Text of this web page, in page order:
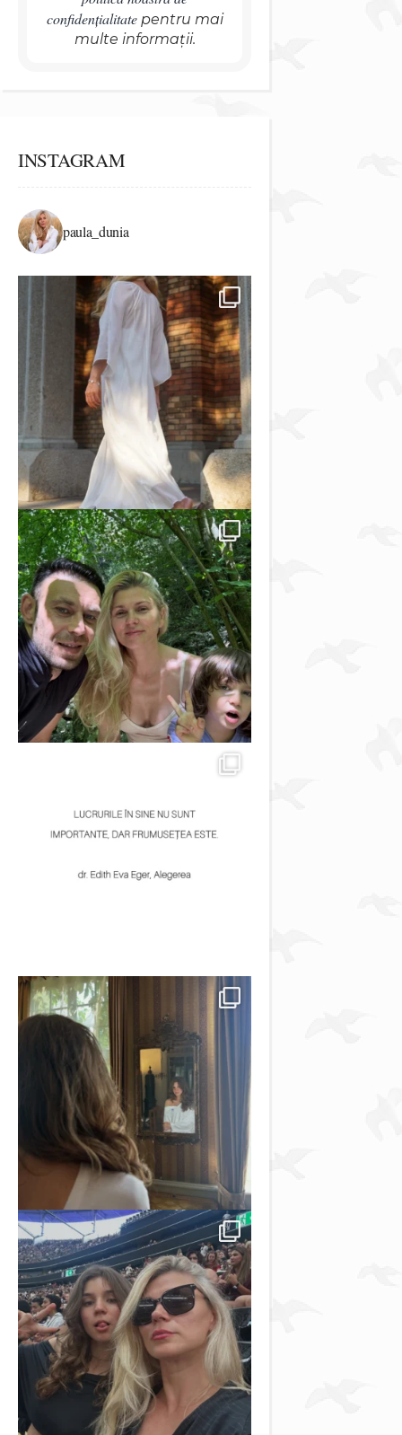
confidențialitatepentru mai
multe informații.
INSTAGRAM
paula_dunia